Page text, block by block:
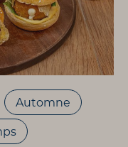
Automne